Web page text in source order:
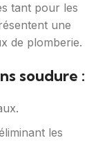
tant pour les
une
de plomberie.
soudure :
les